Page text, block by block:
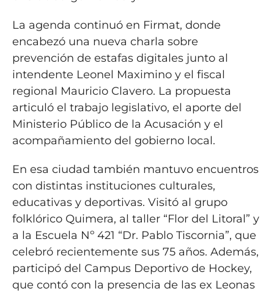
La agenda continuó en Firmat, donde
encabezó una nueva charla sobre
prevención de estafas digitales junto al
intendente Leonel Maximino y el fiscal
regional Mauricio Clavero. La propuesta
articuló el trabajo legislativo, el aporte del
Ministerio Público de la Acusación y el
acompañamiento del gobierno local.
En esa ciudad también mantuvo encuentros
con distintas instituciones culturales,
educativas y deportivas. Visitó al grupo
folklórico Quimera, al taller “Flor del Litoral” y
a la Escuela Nº 421 “Dr. Pablo Tiscornia”, que
celebró recientemente sus 75 años. Además,
participó del Campus Deportivo de Hockey,
que contó con la presencia de las ex Leonas